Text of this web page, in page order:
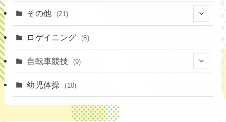
(14)
(4)
(20)
(16)
(6)
(3)
(2)
その他 (21)
(4)
ロゲイニング (8)
自転車競技 (9)
幼児体操 (10)